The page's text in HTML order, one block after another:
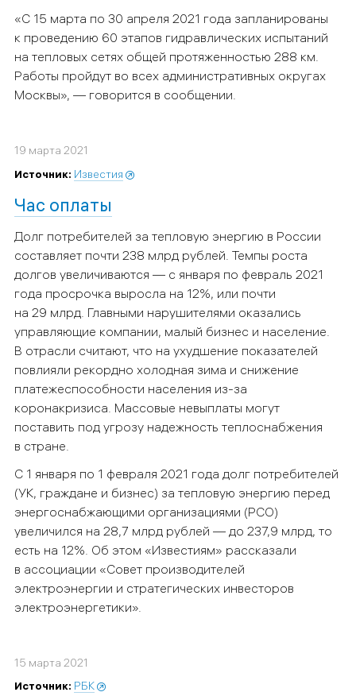
«С 15 марта по 30 апреля 2021 года запланированы
к проведению 60 этапов гидравлических испытаний
на тепловых сетях общей протяженностью 288 км.
Работы пройдут во всех административных округах
Москвы», — говорится в сообщении.
19 марта 2021
Источник: Известия
Час оплаты
Долг потребителей за тепловую энергию в России
составляет почти 238 млрд рублей. Темпы роста
долгов увеличиваются — с января по февраль 2021
года просрочка выросла на 12%, или почти
на 29 млрд. Главными нарушителями оказались
управляющие компании, малый бизнес и население.
В отрасли считают, что на ухудшение показателей
повлияли рекордно холодная зима и снижение
платежеспособности населения из-за
коронакризиса. Массовые невыплаты могут
поставить под угрозу надежность теплоснабжения
в стране.
С 1 января по 1 февраля 2021 года долг потребителей
(УК, граждане и бизнес) за тепловую энергию перед
энергоснабжающими организациями (РСО)
увеличился на 28,7 млрд рублей — до 237,9 млрд, то
есть на 12%. Об этом «Известиям» рассказали
в ассоциации «Совет производителей
электроэнергии и стратегических инвесторов
электроэнергетики».
15 марта 2021
Источник: РБК